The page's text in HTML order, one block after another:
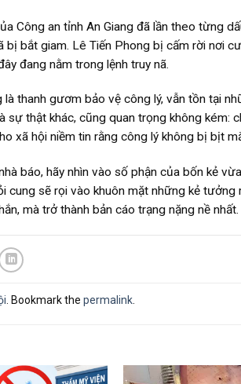
Công an tỉnh An Giang đã lần theo từng
bị bắt giam. Lê Tiến Phong bị cấm rời nơi
đang nằm trong lệnh truy nã.
thanh gươm bảo vệ công lý, vẫn tồn tại
sự thật khác, cũng quan trọng không kém:
xã hội niềm tin rằng công lý không bị bịt
báo, hãy nhìn vào số phận của bốn kẻ
cung sẽ rọi vào khuôn mặt những kẻ tưởng
mà trở thành bản cáo trạng nặng nề nhất.
. Bookmark the permalink.